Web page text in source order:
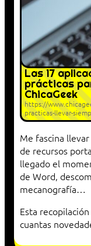
Las 17
prácticas
ChicaGeek
https://
practicas-llevar-
Me fascina
de recursos
llegado el
de Word,
mecanografía…
Esta
cuantas